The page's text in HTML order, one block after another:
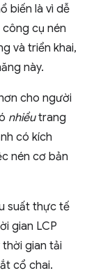
biến là vì dễ
cụ nén
và triển khai,
này.
cho người
nhiềutrang
có kích
nén cơ bản
suất thực tế
gian LCP
gian tải
cổ chai.